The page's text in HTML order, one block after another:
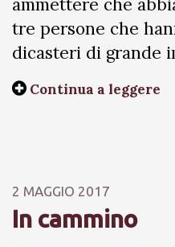
ammettere che
tre persone che
dicasteri di grande
Continua a leggere
2 MAGGIO 2017
In cammino